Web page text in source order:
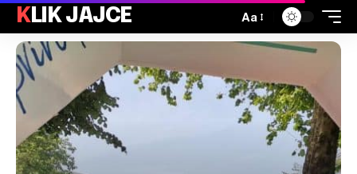
KLIK JAJCE Aa